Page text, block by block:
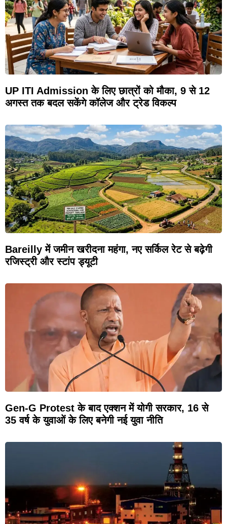
UP ITI Admission के लिए छात्रों को मौका, 9 से 12
अगस्त तक बदल सकेंगे कॉलेज और ट्रेड विकल्प
Bareilly में जमीन खरीदना महंगा, नए सर्किल रेट से बढ़ेगी
रजिस्ट्री और स्टांप ड्यूटी
Gen-G Protest के बाद एक्शन में योगी सरकार, 16 से
35 वर्ष के युवाओं के लिए बनेगी नई युवा नीति